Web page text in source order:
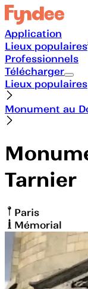
Application
Lieux populaires
Professionnels
Télécharger
Lieux populaires
Monument au
Tarnier
Paris
Mémorial